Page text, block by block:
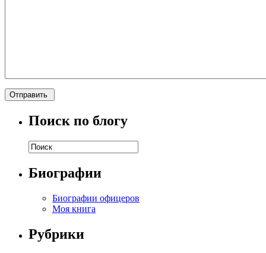
Поиск по блогу
Биографии
Биографии офицеров
Моя книга
Рубрики